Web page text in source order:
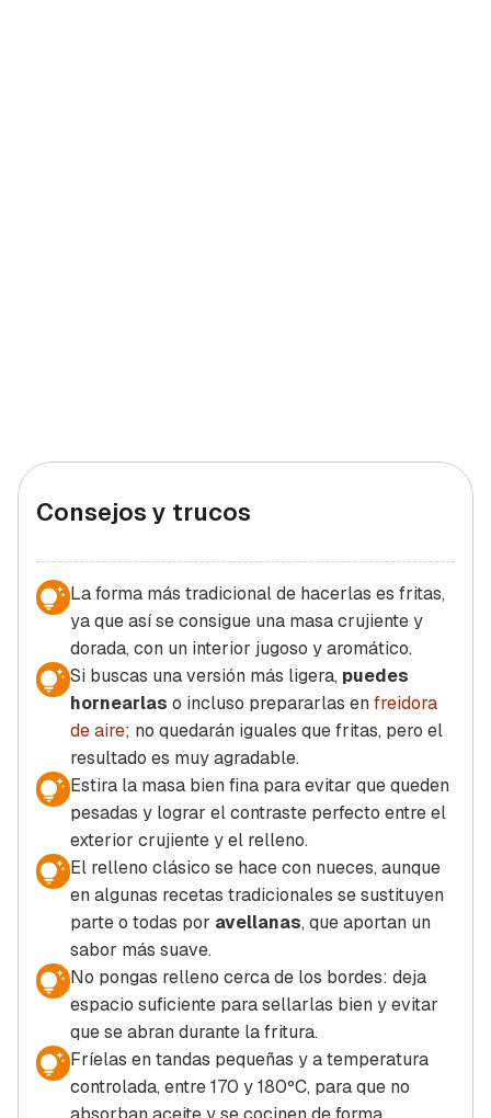
Consejos y trucos
La forma más tradicional de hacerlas es fritas,
ya que así se consigue una masa crujiente y
dorada, con un interior jugoso y aromático.
Si buscas una versión más ligera, puedes
hornearlas o incluso prepararlas en freidora
de aire; no quedarán iguales que fritas, pero el
resultado es muy agradable.
Estira la masa bien fina para evitar que queden
pesadas y lograr el contraste perfecto entre el
exterior crujiente y el relleno.
El relleno clásico se hace con nueces, aunque
en algunas recetas tradicionales se sustituyen
parte o todas por avellanas, que aportan un
sabor más suave.
No pongas relleno cerca de los bordes: deja
espacio suficiente para sellarlas bien y evitar
que se abran durante la fritura.
Fríelas en tandas pequeñas y a temperatura
controlada, entre 170 y 180ºC, para que no